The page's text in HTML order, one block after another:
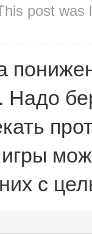
post was
Надо
с